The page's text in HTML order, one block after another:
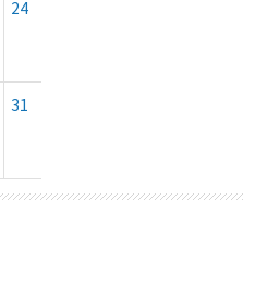
24
31